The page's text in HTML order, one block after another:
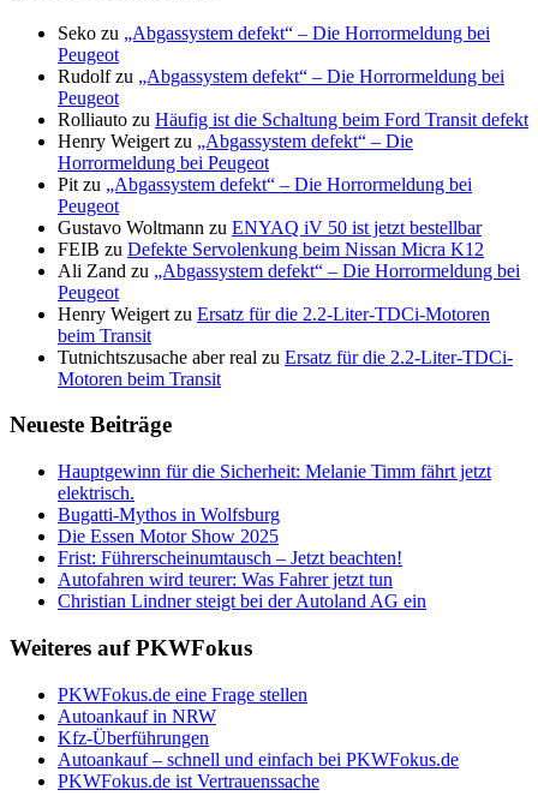
Seko zu „Abgassystem defekt“ – Die Horrormeldung bei
Peugeot
Rudolfzu „Abgassystem defekt“ – Die Horrormeldung bei
Peugeot
Rolliauto zu Häufig ist die Schaltung beim Ford Transit defekt
Henry Weigert zu „Abgassystem defekt“ – Die
Horrormeldung bei Peugeot
Pit zu „Abgassystem defekt“ – Die Horrormeldung bei
Peugeot
Gustavo Woltmann zu ENYAQ iV 50 ist jetzt bestellbar
FEIB zu Defekte Servolenkung beim Nissan Micra K12
Ali Zand zu „Abgassystem defekt“ – Die Horrormeldung bei
Peugeot
Henry Weigert zu Ersatz für die 2.2-Liter-TDCi-Motoren
beim Transit
Tutnichtszusache aber real zu Ersatz für die 2.2-Liter-TDCi-
Motoren beim Transit
Neueste Beiträge
Hauptgewinn für die Sicherheit: Melanie Timm fährt jetzt
elektrisch.
Bugatti-Mythos in Wolfsburg
Die Essen Motor Show 2025
Frist: Führerscheinumtausch – Jetzt beachten!
Autofahren wird teurer: Was Fahrer jetzt tun
Christian Lindner steigt bei der Autoland AG ein
Weiteres auf PKWFokus
PKWFokus.de eine Frage stellen
Autoankauf in NRW
Kfz-Überführungen
Autoankauf – schnell und einfach bei PKWFokus.de
PKWFokus.de ist Vertrauenssache